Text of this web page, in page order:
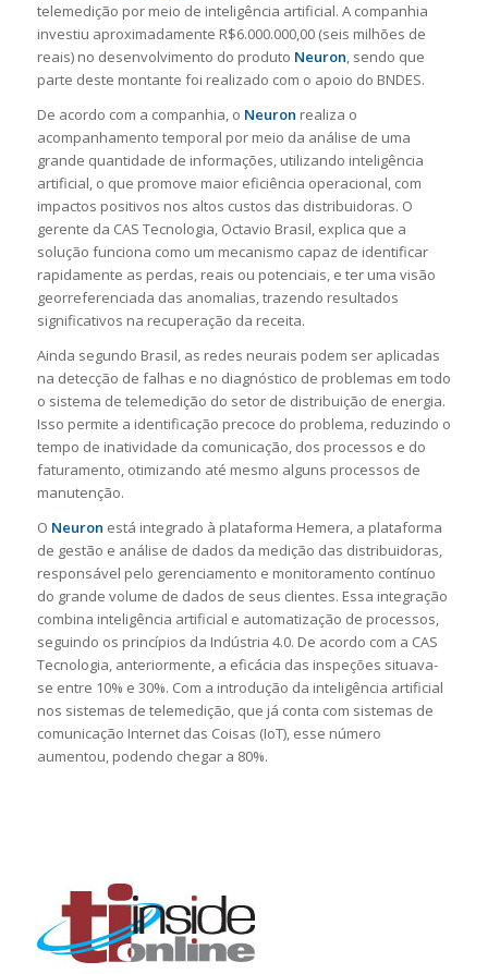
telemedição por meio de inteligência artificial. A companhia
investiu aproximadamente R$6.000.000,00 (seis milhões de
reais) no desenvolvimento do produto Neuron, sendo que
parte deste montante foi realizado com o apoio do BNDES.
De acordo com a companhia, o Neuron realiza o
acompanhamento temporal por meio da análise de uma
grande quantidade de informações, utilizando inteligência
artificial, o que promove maior eficiência operacional, com
impactos positivos nos altos custos das distribuidoras. O
gerente da CAS Tecnologia, Octavio Brasil, explica que a
solução funciona como um mecanismo capaz de identificar
rapidamente as perdas, reais ou potenciais, e ter uma visão
georreferenciada das anomalias, trazendo resultados
significativos na recuperação da receita.
Ainda segundo Brasil, as redes neurais podem ser aplicadas
na detecção de falhas e no diagnóstico de problemas em todo
o sistema de telemedição do setor de distribuição de energia.
Isso permite a identificação precoce do problema, reduzindo o
tempo de inatividade da comunicação, dos processos e do
faturamento, otimizando até mesmo alguns processos de
manutenção.
O Neuron está integrado à plataforma Hemera, a plataforma
de gestão e análise de dados da medição das distribuidoras,
responsável pelo gerenciamento e monitoramento contínuo
do grande volume de dados de seus clientes. Essa integração
combina inteligência artificial e automatização de processos,
seguindo os princípios da Indústria 4.0. De acordo com a CAS
Tecnologia, anteriormente, a eficácia das inspeções situava-
se entre 10% e 30%. Com a introdução da inteligência artificial
nos sistemas de telemedição, que já conta com sistemas de
comunicação Internet das Coisas (IoT), esse número
aumentou, podendo chegar a 80%.